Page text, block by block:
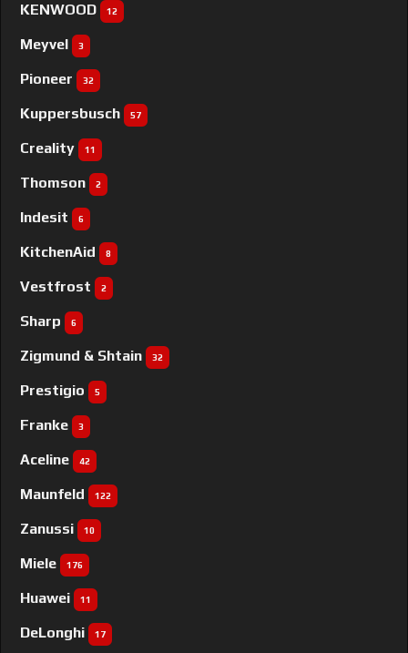
KENWOOD 12
Meyvel 3
Pioneer 32
Kuppersbusch 57
Creality 11
Thomson 2
Indesit 6
KitchenAid 8
Vestfrost 2
Sharp 6
Zigmund & Shtain 32
Prestigio 5
Franke 3
Aceline 42
Maunfeld 122
Zanussi 10
Miele 176
Huawei 11
DeLonghi 17